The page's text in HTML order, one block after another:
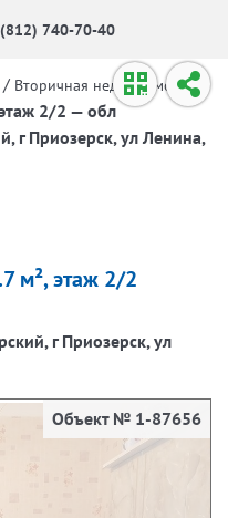
740-70-40
/ Вторичная недвижимость /
2/2 — обл
г Приозерск, ул Ленина,
м², этаж 2/2
г Приозерск, ул
Объект № 1-87656